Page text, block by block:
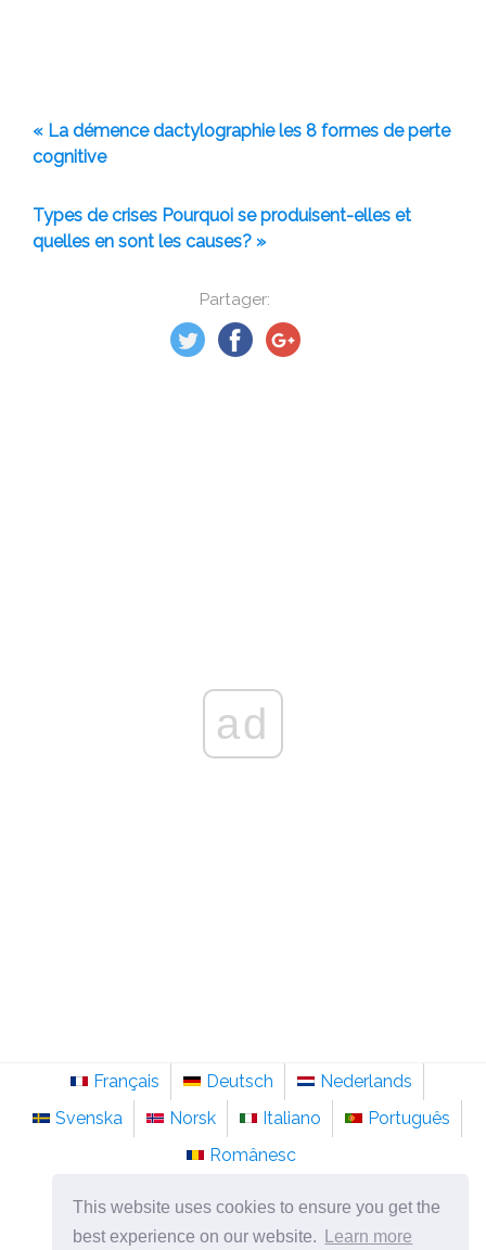
This website uses cookies to ensure you get the
best experience on our website.
Learn more
Partager:
« La démence dactylographie les 8 formes de perte
cognitive
Types de crises Pourquoi se produisent-elles et
quelles en sont les causes? »
ad
Français Deutsch
Nederlands
Svenska
Norsk Italiano
Português
Românesc
©2026sainte-anastasie.org
Psychologie, philosophie et réflexion sur la vie.